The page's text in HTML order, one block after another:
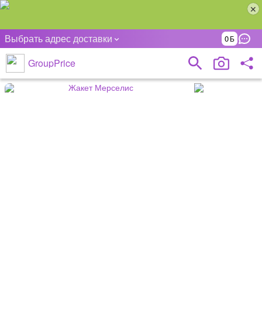
Выбрать адрес доставки 0
GroupPrice